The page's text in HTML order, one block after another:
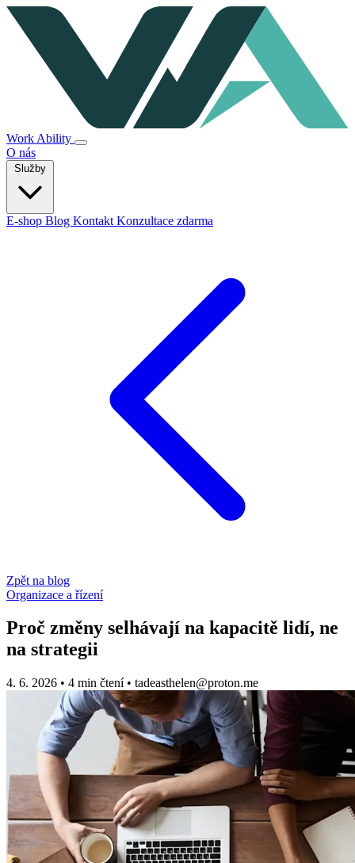
Work Ability
O nás
Služby
E-shop Blog Kontakt Konzultace zdarma
Zpět na blog
Organizace a řízení
Proč změny selhávají na kapacitě lidí, ne
na strategii
4. 6. 2026 • 4 min čtení • tadeasthelen@proton.me